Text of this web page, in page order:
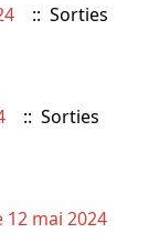
:: Sorties
:: Sorties
12 mai 2024